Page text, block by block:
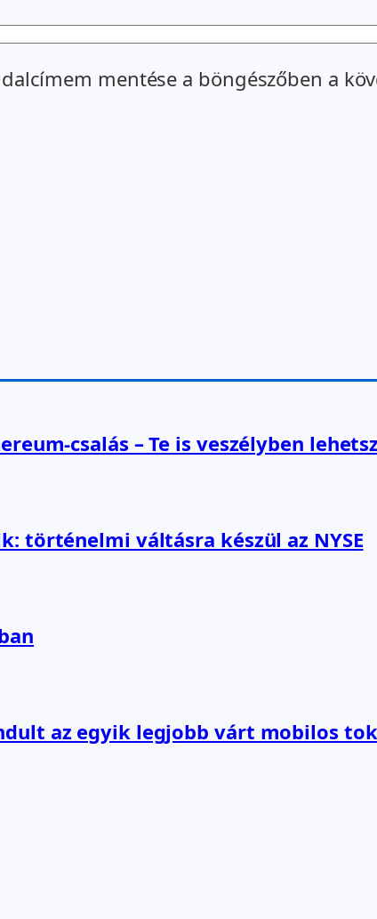
mentése a böngészőben a
csalás – Te is veszélyben lehetsz
történelmi váltásra készül az NYSE
az egyik legjobb várt mobilos